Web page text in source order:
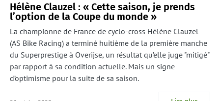
Hélène Clauzel : « Cette saison, je prends
l’option de la Coupe du monde »
La championne de France de cyclo-cross Hélène Clauzel
(AS Bike Racing) a terminé huitième de la première manche
du Superprestige à Overijse, un résultat qu’elle juge "mitigé"
par rapport à sa condition actuelle. Mais un signe
d’optimisme pour la suite de sa saison.